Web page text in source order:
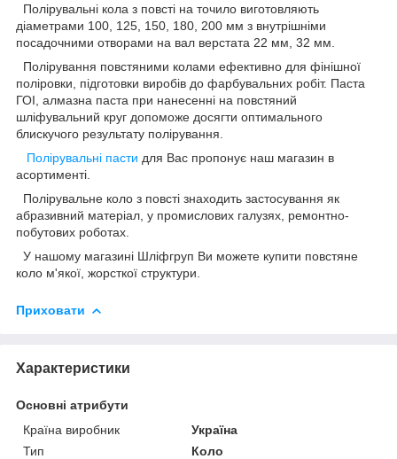
Полірувальні кола з повсті на точило виготовляють
діаметрами 100, 125, 150, 180, 200 мм з внутрішніми
посадочними отворами на вал верстата 22 мм, 32 мм.
Полірування повстяними колами ефективно для фінішної
поліровки, підготовки виробів до фарбувальних робіт. Паста
ГОІ, алмазна паста при нанесенні на повстяний
шліфувальний круг допоможе досягти оптимального
блискучого результату полірування.
Полірувальні пасти для Вас пропонує наш магазин в
асортименті.
Полірувальне коло з повсті знаходить застосування як
абразивний матеріал, у промислових галузях, ремонтно-
побутових роботах.
У нашому магазині Шліфгруп Ви можете купити повстяне
коло м'якої, жорсткої структури.
Приховати
Характеристики
Основні атрибути
Країна виробник
Україна
Тип
Коло